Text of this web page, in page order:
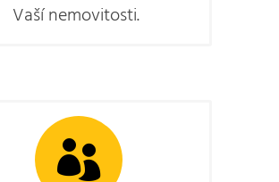
Vaší nemovitosti.
